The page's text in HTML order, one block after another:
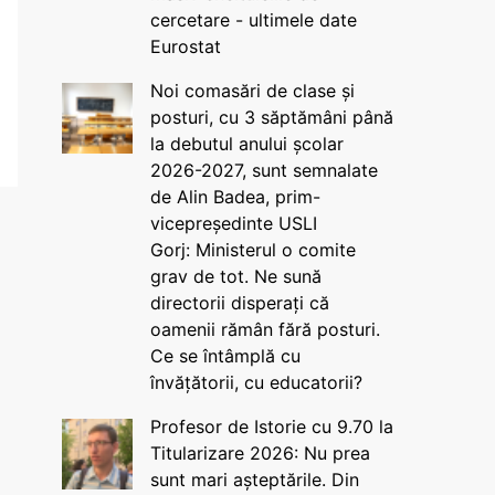
cercetare - ultimele date
Eurostat
Noi comasări de clase și
posturi, cu 3 săptămâni până
la debutul anului școlar
2026-2027, sunt semnalate
de Alin Badea, prim-
vicepreședinte USLI
Gorj: Ministerul o comite
grav de tot. Ne sună
directorii disperați că
oamenii rămân fără posturi.
Ce se întâmplă cu
învățătorii, cu educatorii?
Profesor de Istorie cu 9.70 la
Titularizare 2026: Nu prea
sunt mari așteptările. Din